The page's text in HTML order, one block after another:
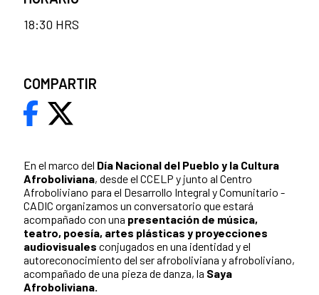
En el marco del Día Nacional del Pueblo y la Cultura
Afroboliviana, desde el CCELP y junto al Centro
Afroboliviano para el Desarrollo Integral y Comunitario -
CADIC organizamos un conversatorio que estará
acompañado con una presentación de música,
teatro, poesía, artes plásticas y proyecciones
audiovisuales conjugados en una identidad y el
autoreconocimiento del ser afroboliviana y afroboliviano,
acompañado de una pieza de danza, la Saya
Afroboliviana.
18:30 HRS
COMPARTIR